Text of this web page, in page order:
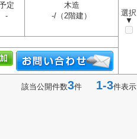
選択
▼
定
-
木造
-/（2階建）
該当公開件数3件 1-3件表示